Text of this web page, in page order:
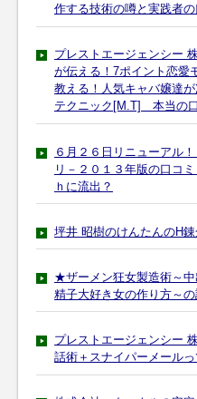
作する技術の噂と実践者の
プレストエージェンシー
が伝える！7ポイント恋愛
教える！人気キャバ嬢達
テクニック[M.T] 本当の
６月２６日リニューアル
リ－２０１３年版の口コ
ｈに流出？
坪井 昭樹のけんたんのH
★ザーメン狂女製造術～
精子大好き女の作り方～
プレストエージェンシー
話術＋スナイパーメール